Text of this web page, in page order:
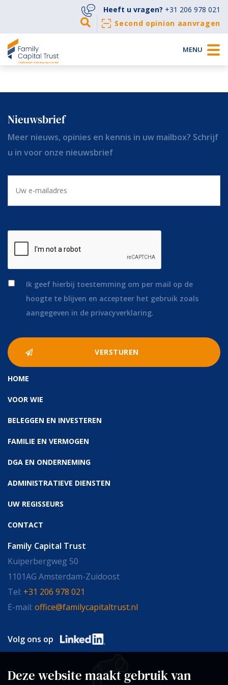
Heeft u vragen? +31 206 978 021
Second opinion aanvragen
MENU
Bekijk alle veel gestelde vragen »
Nieuwsbrief
Meer nieuws, opinies en kennis in uw mailbox? Schrijf
u in voor onze nieuwsbrief
mailadres
*
Ik geef hierbij toestemming om per mail op de
hoogte te blijven en accepteer het gebruik zoals
aangegeven in de privacyverklaring.
HOME
VOOR WIE
BELEGGEN EN INVESTEREN
FAMILIE EN VERMOGEN
DGA EN ONDERNEMING
ADMINISTRATIEVE DIENSTEN
UW REGISSEURS
CONTACT
Family Capital Trust
Kuiperbergweg 50
1101AG Amsterdam-Zuidoost
Tel: +31 206 978 021
E-mail: office@familycapitaltrust.nl
Volg ons op
Deze website maakt gebruik van